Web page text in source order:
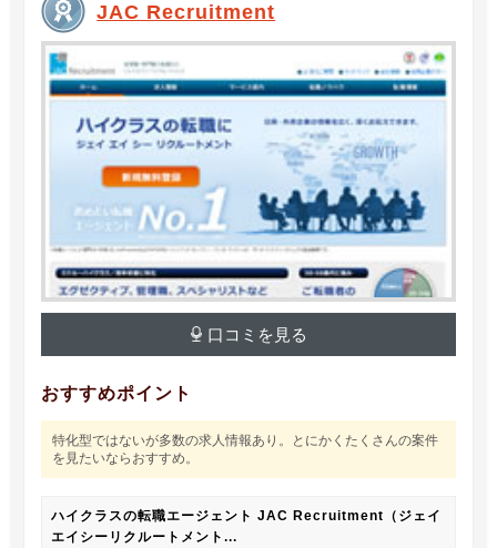
JAC Recruitment
口コミを見る
おすすめポイント
特化型ではないが多数の求人情報あり。とにかくたくさんの案件
を見たいならおすすめ。
ハイクラスの転職エージェント JAC Recruitment（ジェイ
エイシーリクルートメント...